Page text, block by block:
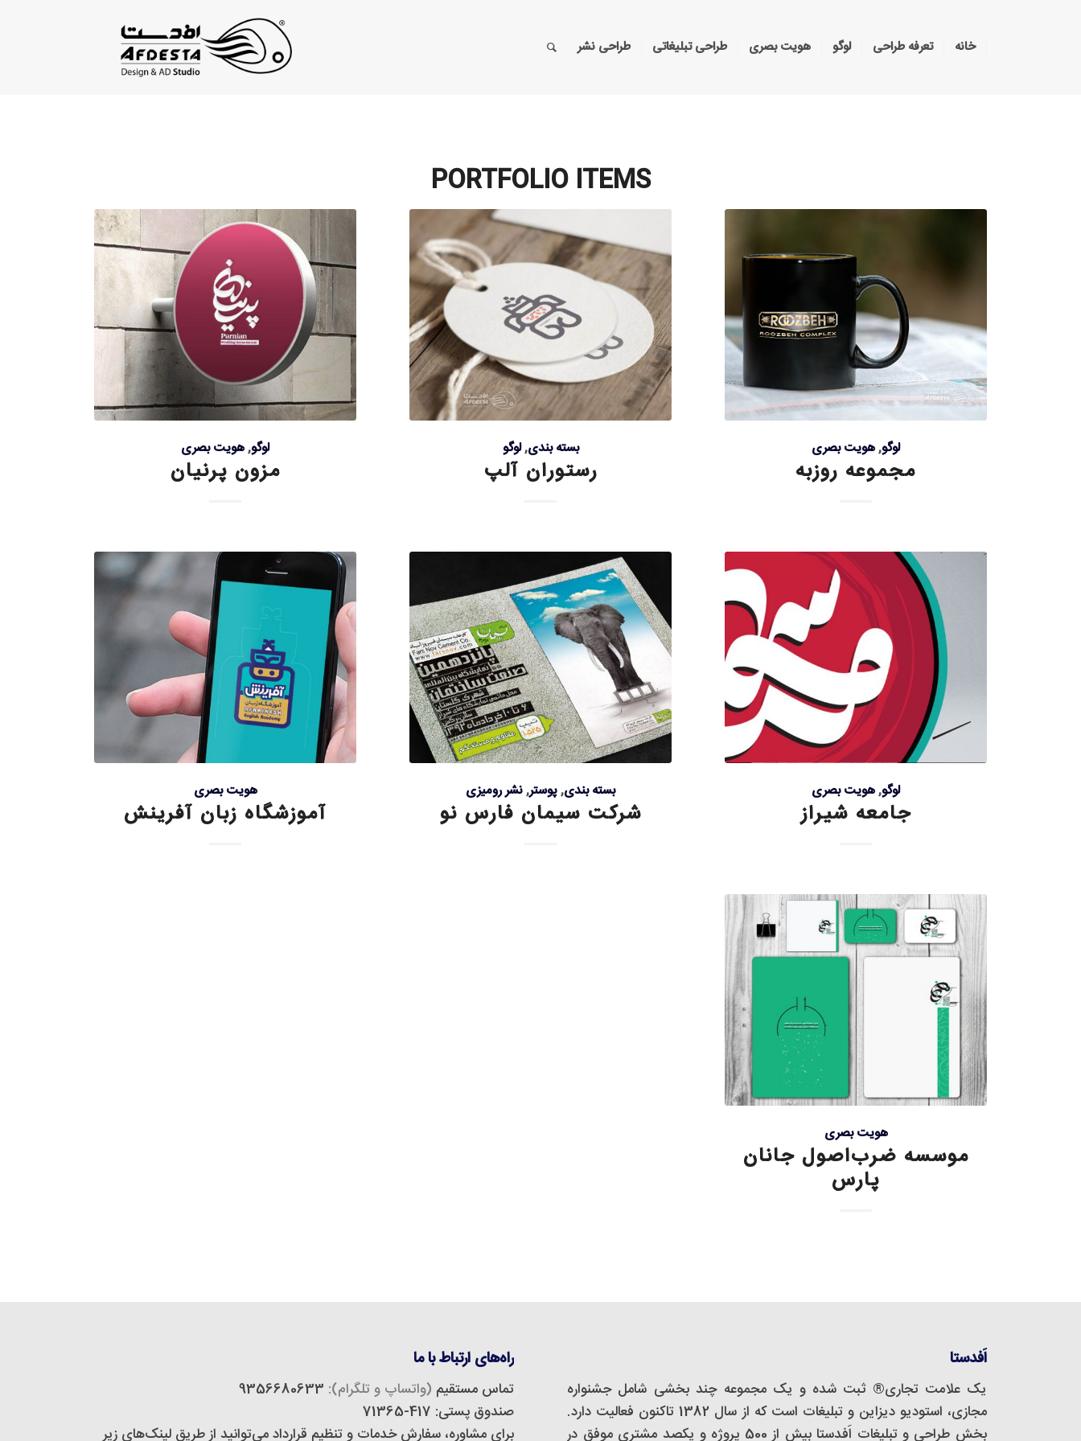
خانه تعرفه طراحی لوگو هویت بصری طراحی تبلیغاتی طراحی نشر
PORTFOLIO ITEMS
لوگو,هویت بصری
مجموعه روزبه
بسته بندی,لوگو
رستوران آلپ
لوگو,هویت بصری
مزون پرنیان
لوگو,هویت بصری
جامعه شیراز
بسته بندی,پوستر,نشر رومیزی
شرکت سیمان فارس نو
هویت بصری
آموزشگاه زبان آفرینش
هویت بصری
موسسه ضرب‌اصول جانان
پارس
اَفدستا
یک علامت تجاری® ثبت شده و یک مجموعه‌ چند بخشی شامل جشنواره
مجازی، استودیو دیزاین و تبلیغات است که از سال 1382 تاکنون فعالیت دارد.
بخش طراحی و تبلیغات اَفدستا بیش از 500 پروژه و یکصد مشتری موفق در
راه‌های ارتباط با ما
تماس مستقیم (واتساپ و تلگرام):
صندوق پستی: 417-71365
برای مشاوره، سفارش خدمات و تنظیم قرارداد می‌توانید از طریق لینک‌های زیر